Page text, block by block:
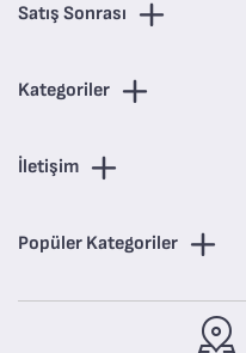
Satış Sonrası
Kategoriler
İletişim
Popüler Kategoriler